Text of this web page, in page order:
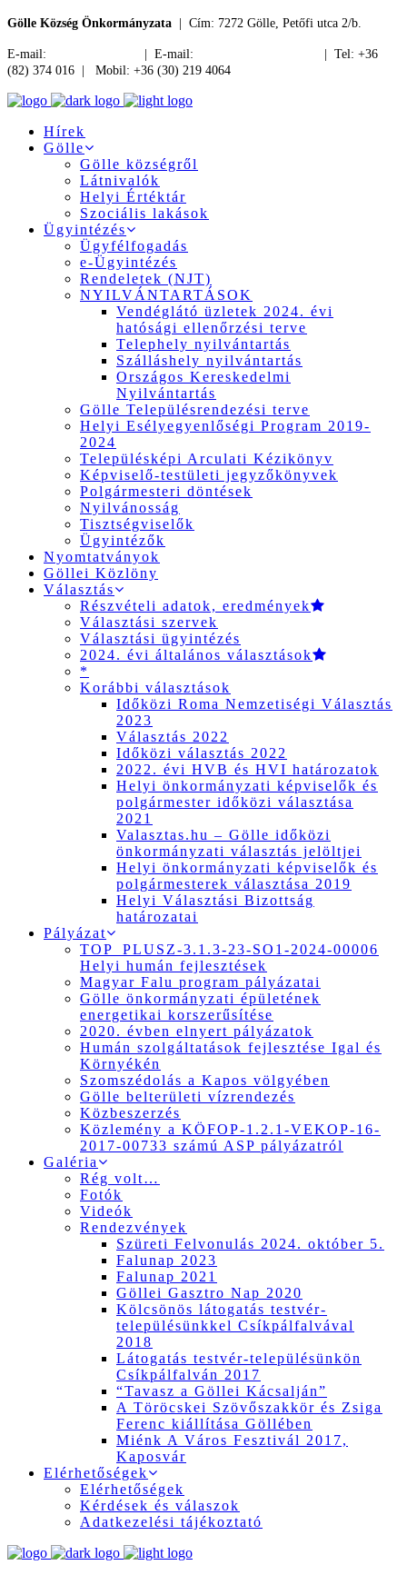
Gölle Község Önkormányzata | Cím: 7272 Gölle, Petőfi utca 2/b.
E-mail: | E-mail:
| Tel: +36
(82) 374 016 | Mobil: +36 (30) 219 4064
Hírek
Gölle
Gölle községről
Látnivalók
Helyi Értéktár
Szociális lakások
Ügyintézés
Ügyfélfogadás
e-Ügyintézés
Rendeletek (NJT)
NYILVÁNTARTÁSOK
Vendéglátó üzletek 2024. évi
hatósági ellenőrzési terve
Telephely nyilvántartás
Szálláshely nyilvántartás
Országos Kereskedelmi
Nyilvántartás
Gölle Településrendezési terve
Helyi Esélyegyenlőségi Program 2019-
2024
Településképi Arculati Kézikönyv
Képviselő-testületi jegyzőkönyvek
Polgármesteri döntések
Nyilvánosság
Tisztségviselők
Ügyintézők
Nyomtatványok
Göllei Közlöny
Választás
Részvételi adatok, eredmények
Választási szervek
Választási ügyintézés
2024. évi általános választások
*
Korábbi választások
Időközi Roma Nemzetiségi Választás
2023
Választás 2022
Időközi választás 2022
2022. évi HVB és HVI határozatok
Helyi önkormányzati képviselők és
polgármester időközi választása
2021
Valasztas.hu – Gölle időközi
önkormányzati választás jelöltjei
Helyi önkormányzati képviselők és
polgármesterek választása 2019
Helyi Választási Bizottság
határozatai
Pályázat
TOP_PLUSZ-3.1.3-23-SO1-2024-00006
Helyi humán fejlesztések
Magyar Falu program pályázatai
Gölle önkormányzati épületének
energetikai korszerűsítése
2020. évben elnyert pályázatok
Humán szolgáltatások fejlesztése Igal és
Környékén
Szomszédolás a Kapos völgyében
Gölle belterületi vízrendezés
Közbeszerzés
Közlemény a KÖFOP-1.2.1-VEKOP-16-
2017-00733 számú ASP pályázatról
Galéria
Rég volt…
Fotók
Videók
Rendezvények
Szüreti Felvonulás 2024. október 5.
Falunap 2023
Falunap 2021
Göllei Gasztro Nap 2020
Kölcsönös látogatás testvér-
településünkkel Csíkpálfalvával
2018
Látogatás testvér-településünkön
Csíkpálfalván 2017
“Tavasz a Göllei Kácsalján”
A Töröcskei Szövőszakkör és Zsiga
Ferenc kiállítása Göllében
Miénk A Város Fesztivál 2017,
Kaposvár
Elérhetőségek
Elérhetőségek
Kérdések és válaszok
Adatkezelési tájékoztató